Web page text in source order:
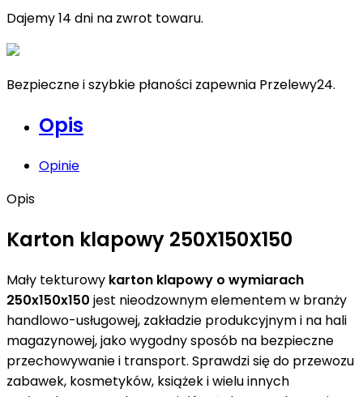
Dajemy 14 dni na zwrot towaru.
Bezpieczne i szybkie płaności zapewnia Przelewy24.
Opis
Opinie
Opis
Karton klapowy 250X150X150
Mały tekturowy karton klapowy o wymiarach
250x150x150 jest nieodzownym elementem w branży
handlowo-usługowej, zakładzie produkcyjnym i na hali
magazynowej, jako wygodny sposób na bezpieczne
przechowywanie i transport. Sprawdzi się do przewozu
zabawek, kosmetyków, książek i wielu innych